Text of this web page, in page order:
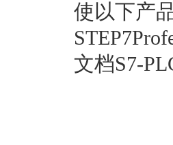
使以下产
文档S7-